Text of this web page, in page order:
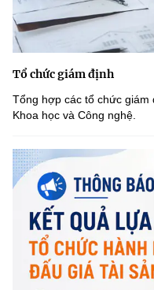
Tổ chức giám định
Tổng hợp các tổ chức giám
Khoa học và Công nghệ.